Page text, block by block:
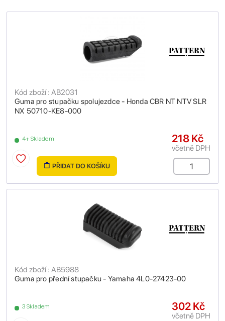
Guma pro stupačku spolujezdce - Honda CBR NT NTV SLR
NX 50710-KE8-000
Kód zboží : AB2031
4+ Skladem 218 Kč
včetně DPH
PŘIDAT DO KOŠÍKU
Guma pro přední stupačku - Yamaha 4L0-27423-00
Kód zboží : AB5988
3 Skladem 302 Kč
včetně DPH